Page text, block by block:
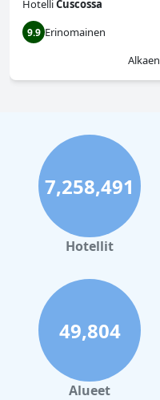
HotelliCuscossa
9.9 Erinomainen
Alkaen
7,258,491
Hotellit
49,804
Alueet